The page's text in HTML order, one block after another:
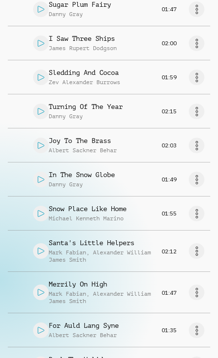
Sugar Plum Fairy
Danny Gray
01:47
I Saw Three Ships
James Rupert Dodgson
02:00
Sledding And Cocoa
Zev Alexander Burrows
01:59
Turning Of The Year
Danny Gray
02:15
Joy To The Brass
Albert Sackner Behar
02:03
In The Snow Globe
Danny Gray
01:49
Snow Place Like Home
Michael Kenneth Marino
01:55
Santa's Little Helpers
Mark Fabian , Alexander William
James Smith
02:12
Merrily On High
Mark Fabian , Alexander William
James Smith
01:47
For Auld Lang Syne
Albert Sackner Behar
01:35